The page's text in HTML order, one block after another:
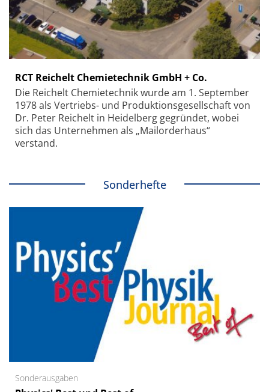
RCT Reichelt Chemietechnik GmbH + Co.
Die Reichelt Chemietechnik wurde am 1. September
1978 als Vertriebs- und Produktionsgesellschaft von
Dr. Peter Reichelt in Heidelberg gegründet, wobei
sich das Unternehmen als „Mailorderhaus“
verstand.
Sonderhefte
Sonderausgaben